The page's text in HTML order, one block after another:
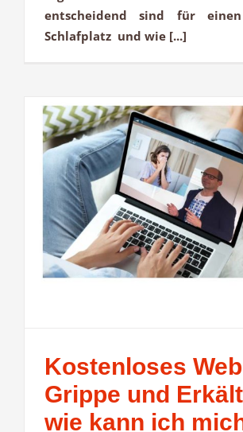
entscheidend sind für einen
Schlafplatz und wie [...]
Kostenloses
Grippe und
wie kann ich